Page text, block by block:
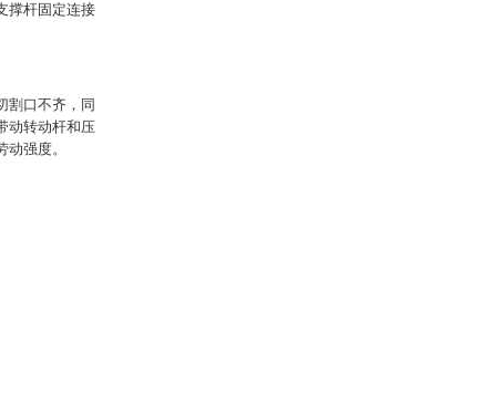
撑杆固定连接
割口不齐，同
动转动杆和压
强度。